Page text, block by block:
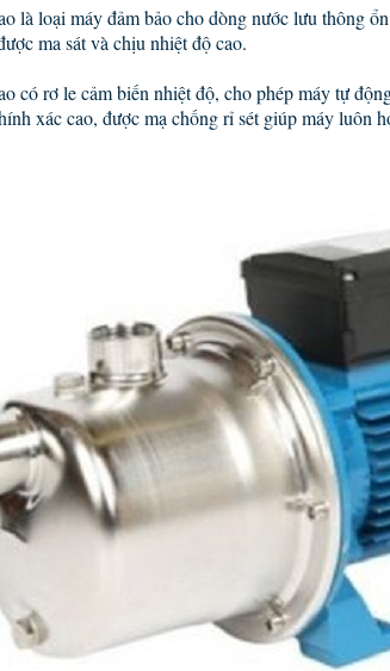
là loại máy đảm bảo cho dòng nước lưu thông
ma sát và chịu nhiệt độ cao.
có rơ le cảm biến nhiệt độ, cho phép máy tự
xác cao, được mạ chống rỉ sét giúp máy luôn